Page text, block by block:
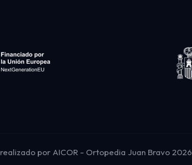
realizado por AICOR - Ortopedia Juan Bravo 2026